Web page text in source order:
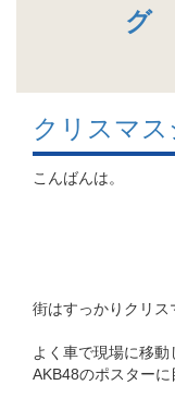
グ
クリスマス
こんばんは。
街はすっかりクリス
よく車で現場に移
AKB48のポスター